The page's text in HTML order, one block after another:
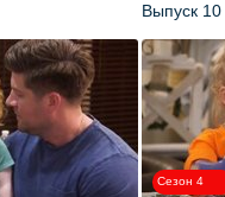
Выпуск 10
Сезон 4